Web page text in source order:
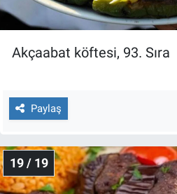
Akçaabat köftesi, 93. Sıra
Paylaş
19 / 19